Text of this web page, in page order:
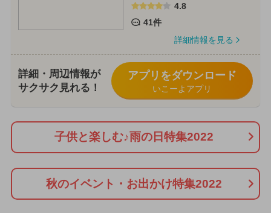
4.8
41件
詳細情報を見る
詳細・周辺情報が
サクサク見れる！
アプリをダウンロード
いこーよアプリ
子供と楽しむ♪雨の日特集2022
秋のイベント・お出かけ特集2022